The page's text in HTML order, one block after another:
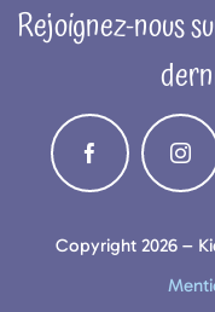
Rejoignez-nous
Copyright 2026 –